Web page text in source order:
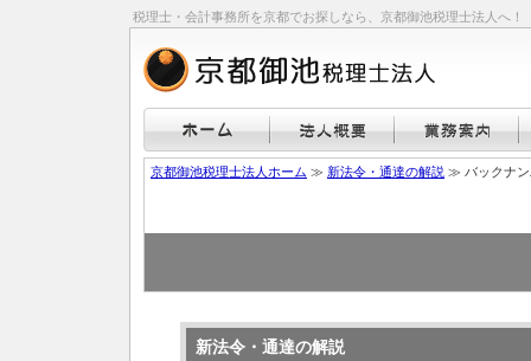
税理士・会計事務所を京都でお探しなら、京都御池税理士法人へ！
京都御池税理士法人ホーム ≫ 新法令・通達の解説 ≫ バックナン
新法令・通達の解説